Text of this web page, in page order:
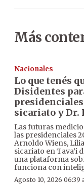
Más
Nacionales
Lo que tenés
Disidentes
sicariato y Dr.
Las futuras
las presidenciales
Arnoldo Wiens,
sicariato en Tava’i
una plataforma
funciona con
Agosto 10, 2026 06:39